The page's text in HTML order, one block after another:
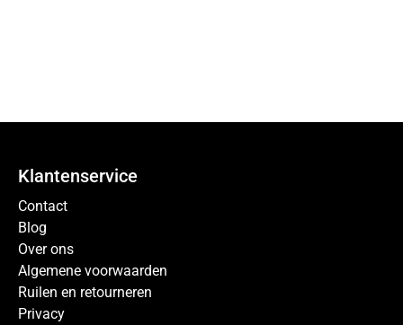
Klantenservice
Contact
Blog
Over ons
Algemene voorwaarden
Ruilen en retourneren
Privacy